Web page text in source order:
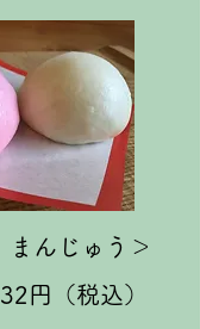
まんじゅう＞
円（税込）